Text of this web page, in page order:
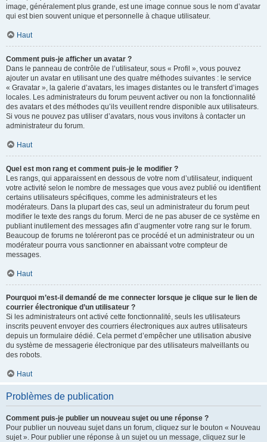
image, généralement plus grande, est une image connue sous le nom d’avatar
qui est bien souvent unique et personnelle à chaque utilisateur.
Haut
Comment puis-je afficher un avatar ?
Dans le panneau de contrôle de l’utilisateur, sous « Profil », vous pouvez
ajouter un avatar en utilisant une des quatre méthodes suivantes : le service
« Gravatar », la galerie d’avatars, les images distantes ou le transfert d’images
locales. Les administrateurs du forum peuvent activer ou non la fonctionnalité
des avatars et des méthodes qu’ils veuillent rendre disponible aux utilisateurs.
Si vous ne pouvez pas utiliser d’avatars, nous vous invitons à contacter un
administrateur du forum.
Haut
Quel est mon rang et comment puis-je le modifier ?
Les rangs, qui apparaissent en dessous de votre nom d’utilisateur, indiquent
votre activité selon le nombre de messages que vous avez publié ou identifient
certains utilisateurs spécifiques, comme les administrateurs et les
modérateurs. Dans la plupart des cas, seul un administrateur du forum peut
modifier le texte des rangs du forum. Merci de ne pas abuser de ce système en
publiant inutilement des messages afin d’augmenter votre rang sur le forum.
Beaucoup de forums ne toléreront pas ce procédé et un administrateur ou un
modérateur pourra vous sanctionner en abaissant votre compteur de
messages.
Haut
Pourquoi m’est-il demandé de me connecter lorsque je clique sur le lien de
courrier électronique d’un utilisateur ?
Si les administrateurs ont activé cette fonctionnalité, seuls les utilisateurs
inscrits peuvent envoyer des courriers électroniques aux autres utilisateurs
depuis un formulaire dédié. Cela permet d’empêcher une utilisation abusive
du système de messagerie électronique par des utilisateurs malveillants ou
des robots.
Haut
Problèmes de publication
Comment puis-je publier un nouveau sujet ou une réponse ?
Pour publier un nouveau sujet dans un forum, cliquez sur le bouton « Nouveau
sujet ». Pour publier une réponse à un sujet ou un message, cliquez sur le